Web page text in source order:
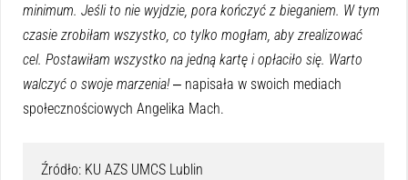
minimum. Jeśli to nie wyjdzie, pora kończyć z bieganiem. W tym
czasie zrobiłam wszystko, co tylko mogłam, aby zrealizować
cel. Postawiłam wszystko na jedną kartę i opłaciło się. Warto
walczyć o swoje marzenia!‒ napisała w swoich mediach
społecznościowych Angelika Mach.
Źródło: KU AZS UMCS Lublin